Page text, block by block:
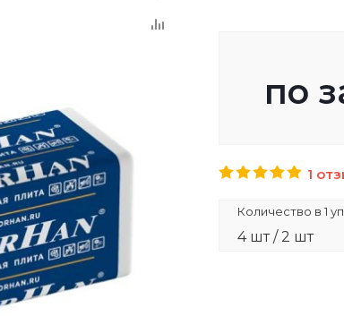
по
1
Количество в 1
4 шт / 2 шт